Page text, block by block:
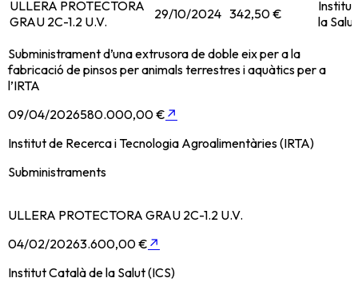
ULLERA PROTECTORA
GRAU 2C-1.2 U.V.
29/10/2024 342,50 €
la
Subministrament d’una extrusora de doble eix per a la
fabricació de pinsos per animals terrestres i aquàtics per a
l’IRTA
09/04/2026580.000,00 € ↗
Institut de Recerca i Tecnologia Agroalimentàries (IRTA)
Subministraments
ULLERA PROTECTORA GRAU 2C-1.2 U.V.
04/02/20263.600,00 € ↗
Institut Català de la Salut (ICS)